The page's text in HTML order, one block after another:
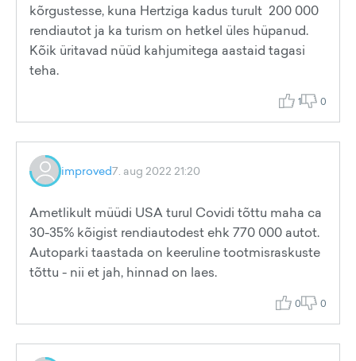
kõrgustesse, kuna Hertziga kadus turult 200 000
rendiautot ja ka turism on hetkel üles hüpanud.
Kõik üritavad nüüd kahjumitega aastaid tagasi
teha.
1 0
improved7. aug 2022 21:20
Ametlikult müüdi USA turul Covidi tõttu maha ca
30-35% kõigist rendiautodest ehk 770 000 autot.
Autoparki taastada on keeruline tootmisraskuste
tõttu - nii et jah, hinnad on laes.
0 0